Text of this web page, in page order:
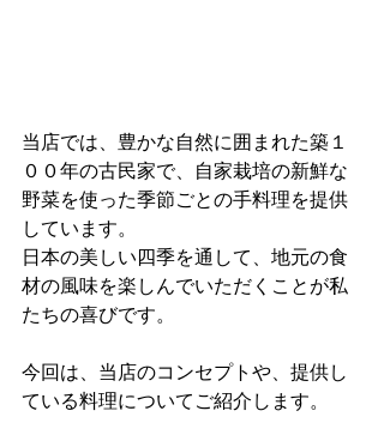
当店では、豊かな自然に囲まれた築１
００年の古民家で、自家栽培の新鮮な
野菜を使った季節ごとの手料理を提供
しています。
日本の美しい四季を通して、地元の食
材の風味を楽しんでいただくことが私
たちの喜びです。
今回は、当店のコンセプトや、提供し
ている料理についてご紹介します。